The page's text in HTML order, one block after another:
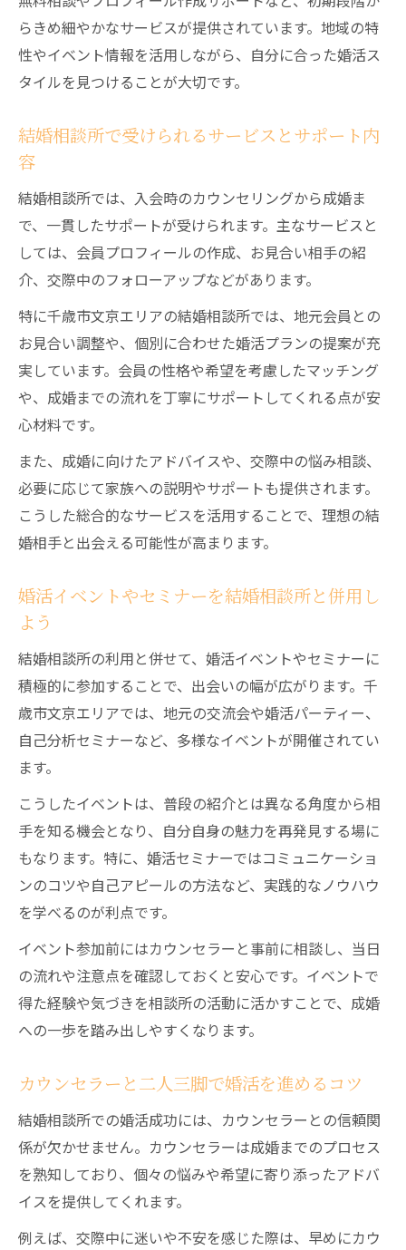
らきめ細やかなサービスが提供されています。地域の特
性やイベント情報を活用しながら、自分に合った婚活ス
タイルを見つけることが大切です。
結婚相談所で受けられるサービスとサポート内
容
結婚相談所では、入会時のカウンセリングから成婚ま
で、一貫したサポートが受けられます。主なサービスと
しては、会員プロフィールの作成、お見合い相手の紹
介、交際中のフォローアップなどがあります。
特に千歳市文京エリアの結婚相談所では、地元会員との
お見合い調整や、個別に合わせた婚活プランの提案が充
実しています。会員の性格や希望を考慮したマッチング
や、成婚までの流れを丁寧にサポートしてくれる点が安
心材料です。
また、成婚に向けたアドバイスや、交際中の悩み相談、
必要に応じて家族への説明やサポートも提供されます。
こうした総合的なサービスを活用することで、理想の結
婚相手と出会える可能性が高まります。
婚活イベントやセミナーを結婚相談所と併用し
よう
結婚相談所の利用と併せて、婚活イベントやセミナーに
積極的に参加することで、出会いの幅が広がります。千
歳市文京エリアでは、地元の交流会や婚活パーティー、
自己分析セミナーなど、多様なイベントが開催されてい
ます。
こうしたイベントは、普段の紹介とは異なる角度から相
手を知る機会となり、自分自身の魅力を再発見する場に
もなります。特に、婚活セミナーではコミュニケーショ
ンのコツや自己アピールの方法など、実践的なノウハウ
を学べるのが利点です。
イベント参加前にはカウンセラーと事前に相談し、当日
の流れや注意点を確認しておくと安心です。イベントで
得た経験や気づきを相談所の活動に活かすことで、成婚
への一歩を踏み出しやすくなります。
カウンセラーと二人三脚で婚活を進めるコツ
結婚相談所での婚活成功には、カウンセラーとの信頼関
係が欠かせません。カウンセラーは成婚までのプロセス
を熟知しており、個々の悩みや希望に寄り添ったアドバ
イスを提供してくれます。
例えば、交際中に迷いや不安を感じた際は、早めにカウ